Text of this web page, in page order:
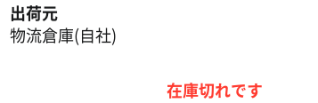
出荷元
物流倉庫(自社)
在庫切れです